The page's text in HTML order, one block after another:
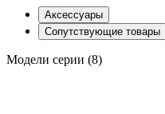
Аксессуары
Сопутствующие товары
Модели серии (8)